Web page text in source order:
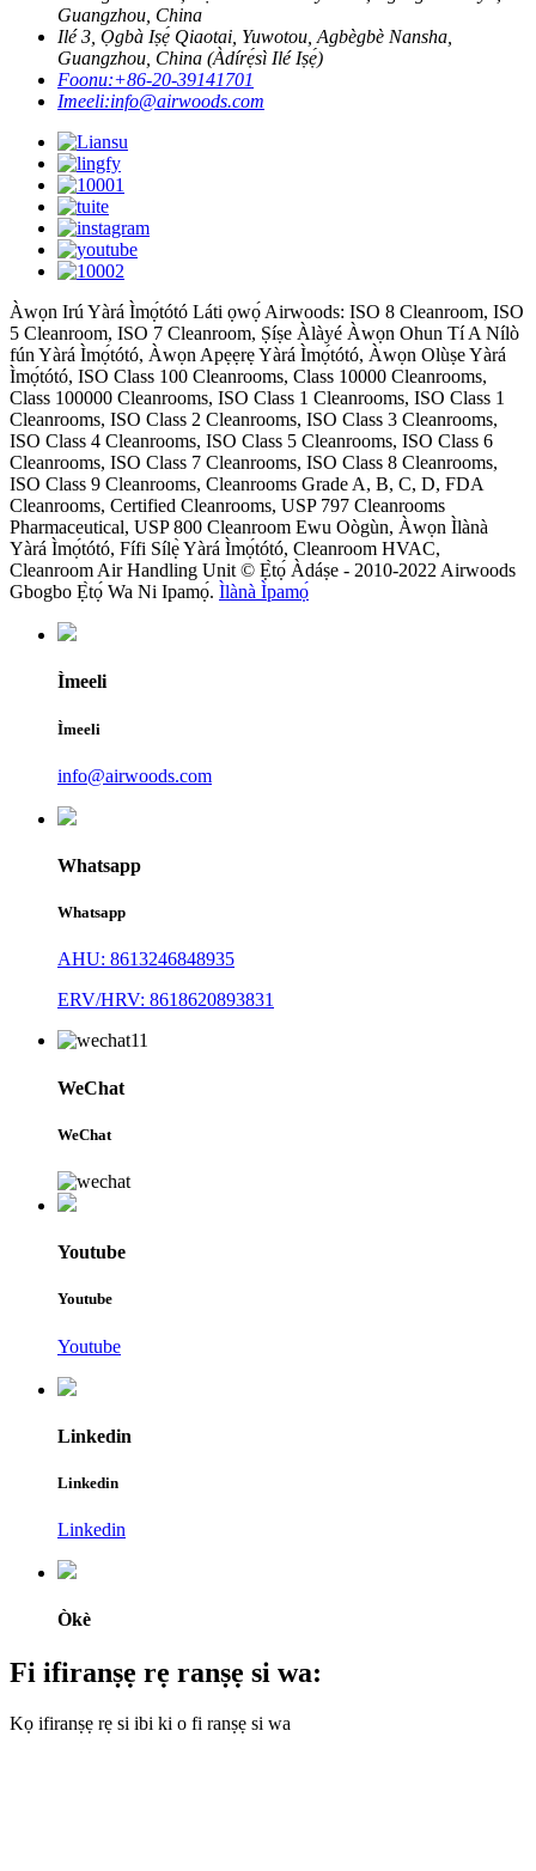
Guangzhou, China
Ilé 3, Ọgbà Iṣẹ́ Qiaotai, Yuwotou, Agbègbè Nansha,
Guangzhou, China (Àdírẹ́sì Ilé Iṣẹ́)
Foonu:+86-20-39141701
Imeeli:info@airwoods.com
Àwọn Irú Yàrá Ìmọ́tótó Láti ọwọ́ Airwoods: ISO 8 Cleanroom, ISO
5 Cleanroom, ISO 7 Cleanroom, Ṣíṣe Àlàyé Àwọn Ohun Tí A Nílò
fún Yàrá Ìmọ́tótó, Àwọn Apẹẹrẹ Yàrá Ìmọ́tótó, Àwọn Olùṣe Yàrá
Ìmọ́tótó, ISO Class 100 Cleanrooms, Class 10000 Cleanrooms,
Class 100000 Cleanrooms, ISO Class 1 Cleanrooms, ISO Class 1
Cleanrooms, ISO Class 2 Cleanrooms, ISO Class 3 Cleanrooms,
ISO Class 4 Cleanrooms, ISO Class 5 Cleanrooms, ISO Class 6
Cleanrooms, ISO Class 7 Cleanrooms, ISO Class 8 Cleanrooms,
ISO Class 9 Cleanrooms, Cleanrooms Grade A, B, C, D, FDA
Cleanrooms, Certified Cleanrooms, USP 797 Cleanrooms
Pharmaceutical, USP 800 Cleanroom Ewu Oògùn, Àwọn Ìlànà
Yàrá Ìmọ́tótó, Fífi Sílẹ̀ Yàrá Ìmọ́tótó, Cleanroom HVAC,
Cleanroom Air Handling Unit © Ẹ̀tọ́ Àdáṣe - 2010-2022 Airwoods
Gbogbo Ẹ̀tọ́ Wa Ni Ipamọ́. Ìlànà Ìpamọ́
Ìmeeli
Ìmeeli
info@airwoods.com
Whatsapp
Whatsapp
AHU: 8613246848935
ERV/HRV: 8618620893831
WeChat
WeChat
Youtube
Youtube
Youtube
Linkedin
Linkedin
Linkedin
Òkè
Fi ifiranṣẹ rẹ ranṣẹ si wa:
Kọ ifiranṣẹ rẹ si ibi ki o fi ranṣẹ si wa